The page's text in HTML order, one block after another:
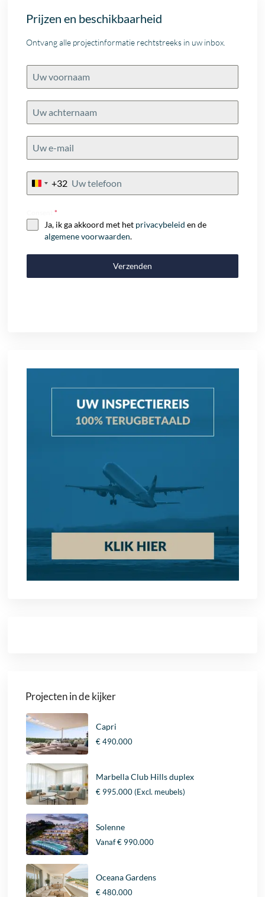
Prijzen en beschikbaarheid
Ontvang alle projectinformatie rechtstreeks in uw inbox.
Belgium
+32
Consent*
Ja, ik ga akkoord met het privacybeleid en de
algemene voorwaarden.
Verzenden
Projecten in de kijker
Capri
€ 490.000
Marbella Club Hills duplex
€ 995.000(Excl. meubels)
Solenne
Vanaf€ 990.000
Oceana Gardens
€ 480.000